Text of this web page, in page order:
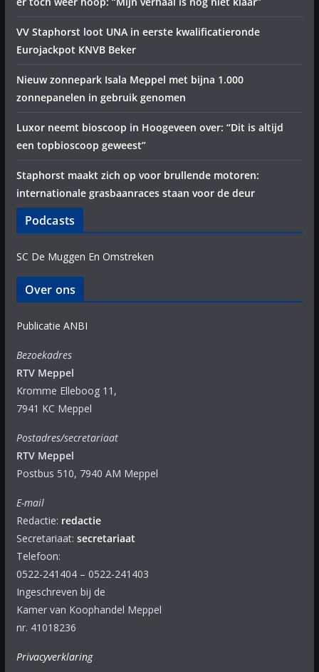
VV Staphorst loot UNA in eerste kwalificatieronde
Eurojackpot KNVB Beker
Nieuw zonnepark Isala Meppel met bijna 1.000
zonnepanelen in gebruik genomen
Luxor neemt bioscoop in Hoogeveen over: “Dit is altijd
een topbioscoop geweest”
Staphorst maakt zich op voor brullende motoren:
internationale grasbaanraces staan voor de deur
Podcasts
SC De Muggen En Omstreken
Over ons
Publicatie ANBI
Bezoekadres
RTV Meppel
Kromme Elleboog 11,
7941 KC Meppel
Postadres/secretariaat
RTV Meppel
Postbus 510, 7940 AM Meppel
E-mail
Redactie: redactie
Secretariaat: secretariaat
Telefoon:
0522-241404 – 0522-241403
Ingeschreven bij de
Kamer van Koophandel Meppel
nr. 41018236
Privacyverklaring